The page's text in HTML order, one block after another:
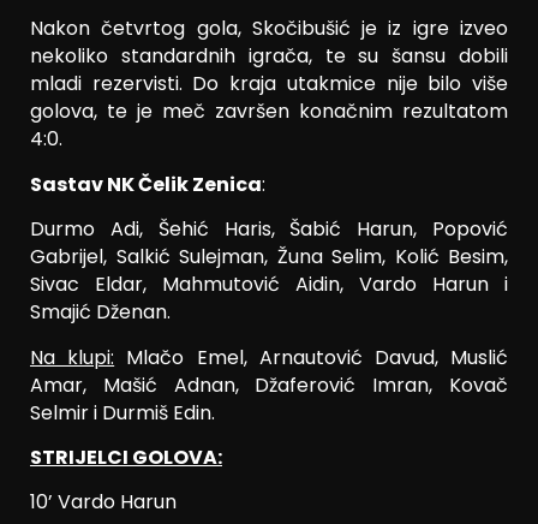
Nakon četvrtog gola, Skočibušić je iz igre izveo
nekoliko standardnih igrača, te su šansu dobili
mladi rezervisti. Do kraja utakmice nije bilo više
golova, te je meč završen konačnim rezultatom
4:0.
Sastav NK Čelik Zenica:
Durmo Adi, Šehić Haris, Šabić Harun, Popović
Gabrijel, Salkić Sulejman, Žuna Selim, Kolić Besim,
Sivac Eldar, Mahmutović Aidin, Vardo Harun i
Smajić Dženan.
Na klupi: Mlačo Emel, Arnautović Davud, Muslić
Amar, Mašić Adnan, Džaferović Imran, Kovač
Selmir i Durmiš Edin.
STRIJELCI GOLOVA:
10’ Vardo Harun